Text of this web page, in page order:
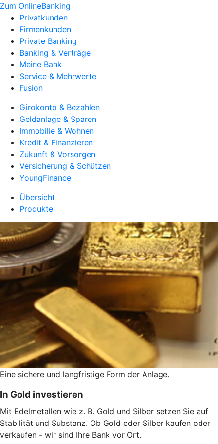
Zum OnlineBanking
Privatkunden
Firmenkunden
Private Banking
Banking & Verträge
Meine Bank
Service & Mehrwerte
Fusion
Girokonto & Bezahlen
Geldanlage & Sparen
Immobilie & Wohnen
Kredit & Finanzieren
Zukunft & Vorsorgen
Versicherung & Schützen
YoungFinance
Übersicht
Produkte
Eine sichere und langfristige Form der Anlage.
In Gold investieren
Mit Edelmetallen wie z. B. Gold und Silber setzen Sie auf
Stabilität und Substanz. Ob Gold oder Silber kaufen oder
verkaufen - wir sind Ihre Bank vor Ort.